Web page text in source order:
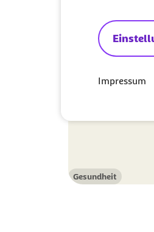
Impressum
Kategorie
Gesundheit